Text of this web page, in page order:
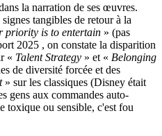
la narration de ses œuvres.
tangibles de retour à la
priority is to entertain » (pas
2025 , on constate la disparition
« Talent Strategy » et « Belonging
de diversité forcée et des
» sur les classiques (Disney était
gens aux commandes auto-
toxique ou sensible, c'est fou